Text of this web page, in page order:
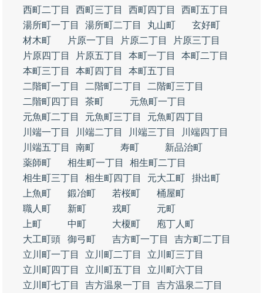
西町二丁目
西町三丁目 西町四丁目
西町五丁目
湯所町一丁目
湯所町二丁目 丸山町
玄好町
材木町
片原一丁目 片原二丁目
片原三丁目
片原四丁目
片原五丁目 本町一丁目
本町二丁目
本町三丁目
本町四丁目
本町五丁目
二階町一丁目
二階町二丁目
二階町三丁目
二階町四丁目
茶町
元魚町一丁目
元魚町二丁目
元魚町三丁目
元魚町四丁目
川端一丁目
川端二丁目 川端三丁目
川端四丁目
川端五丁目
南町 寿町
新品治町
薬師町
相生町一丁目
相生町二丁目
相生町三丁目
相生町四丁目 元大工町
掛出町
上魚町
鍛冶町 若桜町
桶屋町
職人町
新町 戎町
元町
上町
中町 大榎町
庖丁人町
大工町頭
御弓町 吉方町一丁目
吉方町二丁目
立川町一丁目
立川町二丁目
立川町三丁目
立川町四丁目
立川町五丁目
立川町六丁目
立川町七丁目
吉方温泉一丁目
吉方温泉二丁目